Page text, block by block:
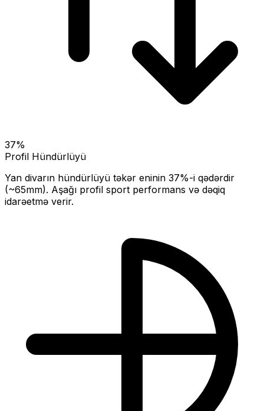
37%
Profil Hündürlüyü
Yan divarın hündürlüyü təkər eninin 37%-i qədərdir
(~65mm). Aşağı profil sport performans və dəqiq
idarəetmə verir.